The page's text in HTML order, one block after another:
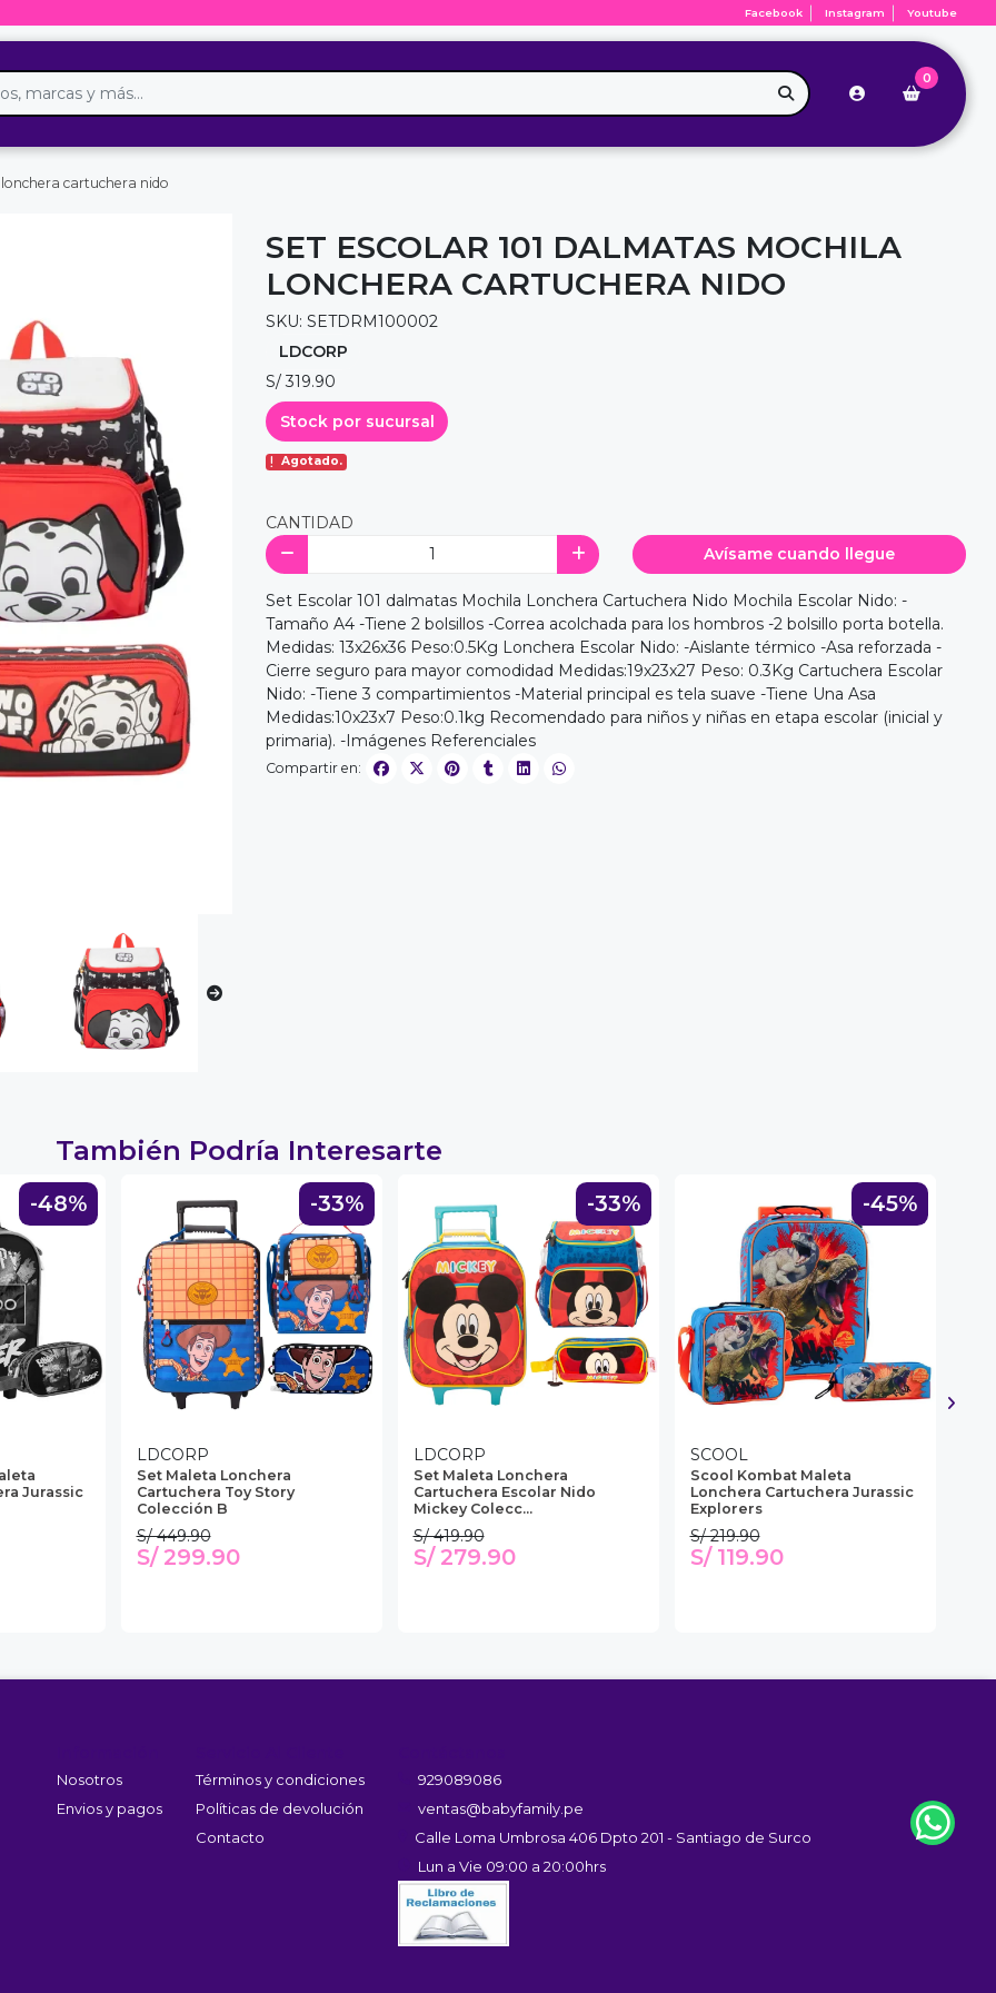
Facebook Instagram Youtube
0
cartuchera nido
SET ESCOLAR 101 DALMATAS MOCHILA
LONCHERA CARTUCHERA NIDO
SKU: SETDRM100002
LDCORP
S/ 319.90
Stock por sucursal
Agotado.
CANTIDAD
Avísame cuando llegue
Set Escolar 101 dalmatas Mochila Lonchera Cartuchera Nido Mochila Escolar Nido: -
Tamaño A4 -Tiene 2 bolsillos -Correa acolchada para los hombros -2 bolsillo porta botella.
Medidas: 13x26x36 Peso:0.5Kg Lonchera Escolar Nido: -Aislante térmico -Asa reforzada -
Cierre seguro para mayor comodidad Medidas:19x23x27 Peso: 0.3Kg Cartuchera Escolar
Nido: -Tiene 3 compartimientos -Material principal es tela suave -Tiene Una Asa
Medidas:10x23x7 Peso:0.1kg Recomendado para niños y niñas en etapa escolar (inicial y
primaria). -Imágenes Referenciales
Compartir en:
También Podría Interesarte
-48%
Jurassic
-33%
LDCORP
Set Maleta Lonchera
Cartuchera Toy Story
Colección B
S/ 449.90
S/ 299.90
-33%
LDCORP
Set Maleta Lonchera
Cartuchera Escolar Nido
Mickey Colecc...
S/ 419.90
S/ 279.90
-45%
SCOOL
Scool Kombat Maleta
Lonchera Cartuchera Jurassic
Explorers
S/ 219.90
S/ 119.90
Nosotros
Envios y pagos
Términos y condiciones
Políticas de devolución
Contacto
929089086
ventas@babyfamily.pe
Calle Loma Umbrosa 406 Dpto 201 - Santiago de Surco
Lun a Vie 09:00 a 20:00hrs